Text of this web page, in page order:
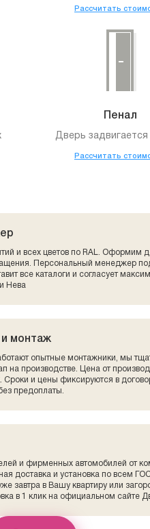
Рассчитать
Пенал
Дверь задвигается
Рассчитать
и всех цветов по RAL. Оформим
Персональный менеджер
все каталоги и согласует
Нева
и монтаж
опытные монтажники, мы
на производстве. Цена от
Сроки и цены фиксируются в
предоплаты.
и фирменных автомобилей от
доставка и установка по всем
завтра в Вашу квартиру или
в 1 клик на официальном сайте